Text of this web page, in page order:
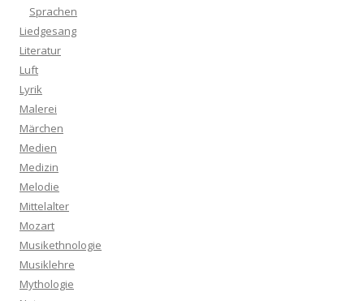
Sprachen
Liedgesang
Literatur
Luft
Lyrik
Malerei
Märchen
Medien
Medizin
Melodie
Mittelalter
Mozart
Musikethnologie
Musiklehre
Mythologie